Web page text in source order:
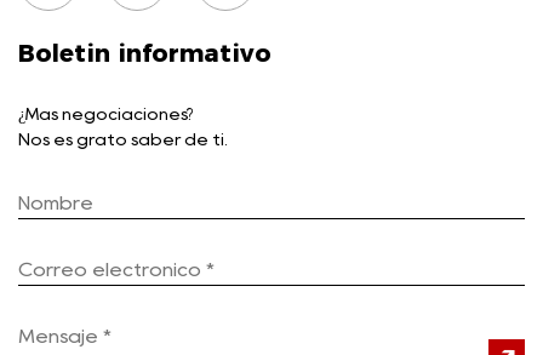
Boletin informativo
¿Más negociaciones?
Nos es grato saber de ti.